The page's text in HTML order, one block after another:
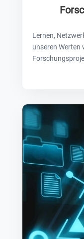
Lernen,
unseren Werten